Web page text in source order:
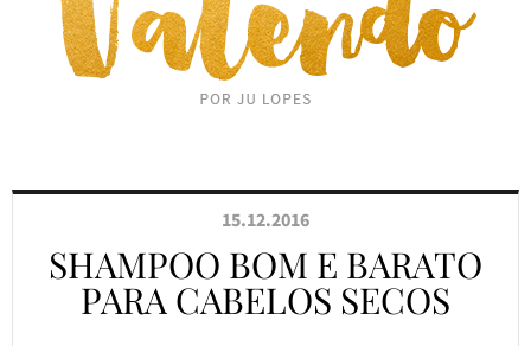
15.12.2016
SHAMPOO BOM E BARATO
PARA CABELOS SECOS